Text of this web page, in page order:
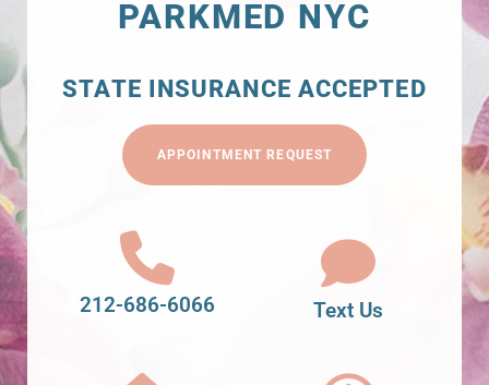
PARKMED NYC
STATE INSURANCE ACCEPTED
APPOINTMENT REQUEST
212-686-6066 Text Us